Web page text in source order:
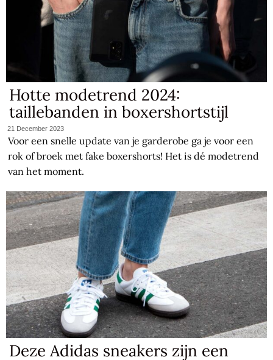
Hotte modetrend 2024:
taillebanden in boxershortstijl
21 December 2023
Voor een snelle update van je garderobe ga je voor een
rok of broek met fake boxershorts! Het is dé modetrend
van het moment.
Deze Adidas sneakers zijn een